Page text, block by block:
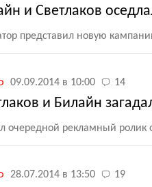
и Светлаков
представил новую
09.09.2014 в 10:00 14
и Билайн
очередной рекламный ролик
28.07.2014 в 13:50 19